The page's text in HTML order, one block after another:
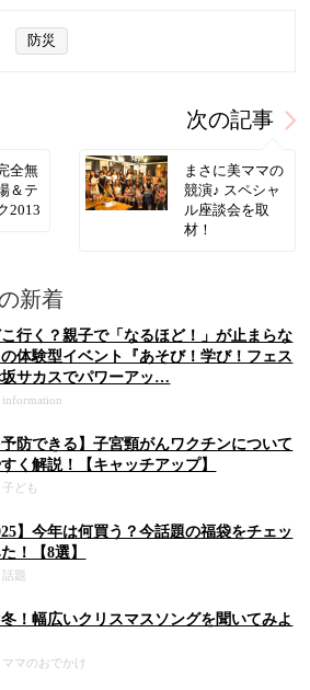
防災
全無
＆テ
2013
次の記事
まさに美ママの
競演♪ スペシャ
ル座談会を取
材！
新着
行く？親子で「なるほど！」が止まらな
体験型イベント『あそび！学び！フェス
サカスでパワーアッ…
information
予防できる】子宮頸がんワクチンについて
く解説！【キャッチアップ】
子ども
】今年は何買う？今話題の福袋をチェッ
！【8選】
話題
！幅広いクリスマスソングを聞いてみよ
ママのおでかけ